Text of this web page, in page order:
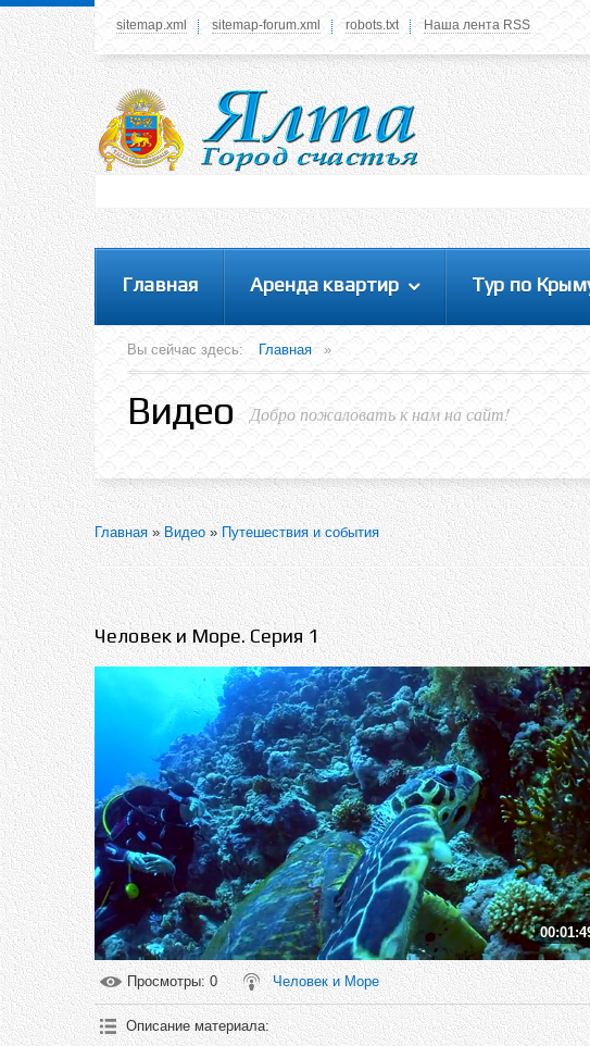
У вас нет прав просматривать данное меню,
пожалуйста, войдите на сайт под своим
логином или зарегестрируйтесь! Это позволит
вам пользоваться всеми функциями нашего
sitemap.xml sitemap-forum.xml robots.txt Наша лента RSS
Главная Аренда квартир Тур по
Вы сейчас здесь: Главная »
Видео Добро пожаловать к нам на сайт!
Главная»Видео»Путешествия и события
Человек и Море. Серия 1
Просмотры: 0 Человек и Море
Описание материала: